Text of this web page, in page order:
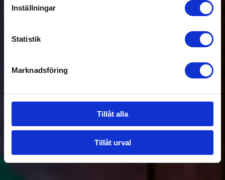
Inställningar
Statistik
Marknadsföring
Tillåt alla
Tillåt urval